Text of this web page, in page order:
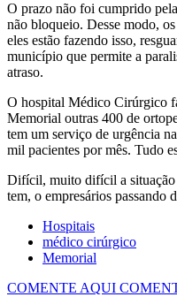
O prazo não foi cumprido
não bloqueio. Desse modo,
eles estão fazendo isso,
município que permite a
atraso.
O hospital Médico Cirúrgico
Memorial outras 400 de
tem um serviço de urgência
mil pacientes por mês. Tudo
Difícil, muito difícil a situação
tem, o empresários passando
Hospitais
médico cirúrgico
Memorial
COMENTE AQUI